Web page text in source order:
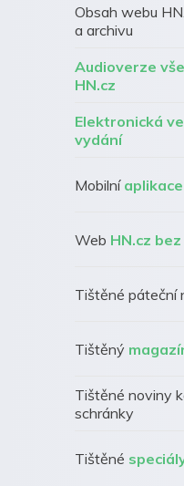
Obsah webu
a archivu
Audioverze
HN.cz
Elektronická
vydání
Mobilní
Web HN.cz
Tištěné páteční
Tištěný
Tištěné noviny
schránky
Tištěné